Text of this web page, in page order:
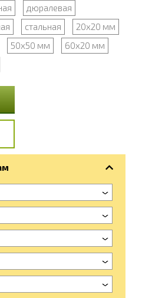
дюралевая
стальная
20х20 мм
50х50 мм
60х20 мм